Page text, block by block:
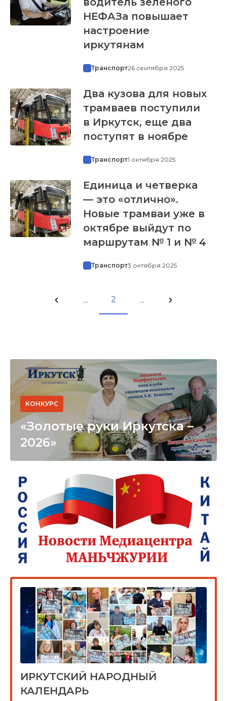
НЕФАЗа повышает
настроение
иркутянам
Транспорт26 сентября 2025
Два кузова для новых
трамваев поступили
в Иркутск, еще два
поступят в ноябре
Транспорт1 октября 2025
Единица и четверка
— это «отлично».
Новые трамваи уже в
октябре выйдут по
маршрутам № 1 и № 4
Транспорт3 октября 2025
... 2 ...
КОНКУРС
«Золотые руки Иркутска –
2026»
ИРКУТСКИЙ НАРОДНЫЙ
КАЛЕНДАРЬ